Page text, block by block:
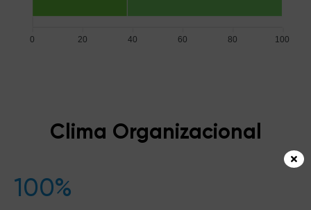
100
80
60
40
20
0
Clima Organizacional
100%